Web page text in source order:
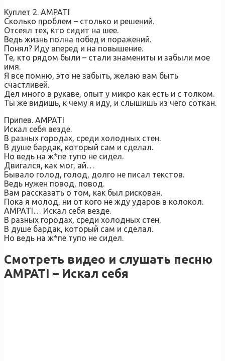
Куплет 2. AMPATI
Сколько проблем – столько и решений.
Отсеял тех, кто сидит на шее.
Ведь жизнь полна побед и поражений.
Понял? Иду вперед и на повышение.
Те, кто рядом были – стали знамениты и забыли мое
имя.
Я все помню, это не забыть, желаю вам быть
счастливей.
Дел много в рукаве, опыт у микро как есть и с толком.
Ты же видишь, к чему я иду, и слышишь из чего соткан.
Припев. AMPATI
Искал себя везде.
В разных городах, среди холодных стен.
В душе бардак, который сам и сделал.
Но ведь на ж*пе тупо не сидел.
Двигался, как мог, ай…
Бывало голод, голод, долго не писал текстов.
Ведь нужен повод, повод.
Вам рассказать о том, как был рискован.
Пока я молод, ни от кого не жду ударов в колокол.
AMPATI… Искал себя везде.
В разных городах, среди холодных стен.
В душе бардак, который сам и сделал.
Но ведь на ж*пе тупо не сидел.
Смотреть видео и слушать песню
AMPATI – Искал себя